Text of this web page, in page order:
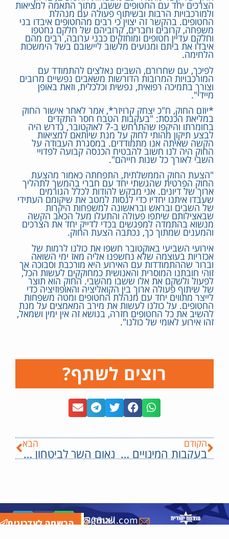
הצרכים יחד עם החטופים ששבו, מתוך התאמה למציאות
ולמורכבויות הרבות ובשיתוף פעולה עם מנהלת
החטופים. בהקשר זה יצוין כי רבים מהחטופים איבדו בני
משפחה, קרובים וחברים, קרוביהם של חלקם נחטפו
וחלקם עדיין חטופים ומוחזקים כבני ערובה, רבים מהם
איבדו את ביתם ומנועים מלשוב ליישובם בשל הימשכות
הלחימה.
לפיכך, עם שחרורם, השבים נאלצים להתמודד עם
המורכבויות המרובות הדורשות משאבים נפשיים מרובים
וצורך בתמיכה רפואית, נפשית וכלכלית, וזאת באופן
מיידי".
*יוזם החוק, ח"כ יצחק קרויזר*, אמר לאחר אישור החוק
במליאת הכנסת: "בעקבות הטבח חסר התקדים
בחומרתו והיקפו שהתרחש ב-7 לאוקטובר, נדרש היה
לבצע תיקון מהותי לחוק על מנת שיותאם למציאות
הקשה שאיתה אנו מתמודדים. במסגרת העבודה על
החוק היה לנו חשוב להבטיח הכנסה קבועה לפדויי
השבי לאורך כל שנות חייהם".
"הצעת החוק הממשלתית, התפחתה כאמור מהצעת
החוק הפרטית שהגשתי יחד עם חברי בהמשך לתהליך
ארוך של דיונים. אני מבקש להודות לכלל הגורמים
שעבדו איתנו יחדיו כדי לנסות למטב את שיקומם העתידי
של השבים ובראש ובראשונה למשפחות היקרות
שבאצילותם שיתפו פעולה והתעלו מעל הכאב הקשה
מנשוא בהתמדה למפגשים בכדי לדייק יחד את הצרכים
והמענים שמתוך כך, נכתבה הצעת החוק.
אירועי השביעי באוקטובר חשפו את כולנו לרמות של
אכזריות בעוצמה שלא נחשפנו אליה מאז ימי השואה
וברור שההתמודדות עם האירוע היא מורכבת וסבוכה אך
זוהי חובתנו המוסרית והאנושית כמחוקקים לעשות הכל,
לפעול ולשקם את אלו ששבו מהשבי. החוק הוא תוצר
של שיתוף פעולה ארוך בין הקואליציה והאופוזיציה כדי
לייצר מתווים יחד עם מנהלת החטופים ומטה משפחות
החטופים. על כולנו לעשות את מירב המאמצים על מנת
להשיב את כל החטופים חזרה, בנושא זה אין ימין ושמאל,
זהו אירוע לאומי של כולנו".
רוצים לשתף?
הקודם
בעקבות המינויים של שר הביטחון; השר בן גביר לראש הממשלה; "הדח את גלנט מתפקידו"
הבא
נאום השר לביטחון לאומי, איתמר בן גביר בטקס יום העצמאות של משטרת ישראל במטה הארצי
public.otzma@gmail.com
שטנר6508806
6508805
ת"ד
הרשמה לעדכונים